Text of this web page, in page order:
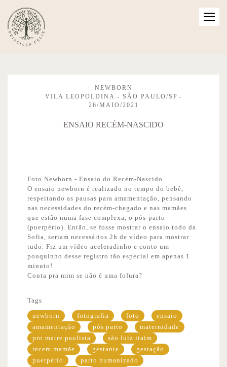
NEWBORN
VILA LEOPOLDINA - SÃO PAULO/SP
26/MAIO/2021
ENSAIO RECÉM-NASCIDO
Foto Newborn - Ensaio do Recém-Nascido
O ensaio newborn é realizado no tempo do bebê,
respeitando as pausas para amamentação, pensando
nas necessidades do recém-chegado e nas mamães
que estão numa fase complexa, o pós-parto
(puerpério). Então, se fosse mostrar o ensaio todo da
Sofia, seriam necessários 2h de vídeo para mostrar
tudo. Fiz um vídeo aceleradinho e conto um
pouquinho desse registro tão especial em apenas 1
minuto!
Conta pra mim se não é uma fofura?
Tags
newborn
fotografia foto
ensaio
amamentação
pós parto
maternidade
pro matre paulista
são luiz itaim
recem mamãe
gestante
gestação
puerpério
parto humanizado